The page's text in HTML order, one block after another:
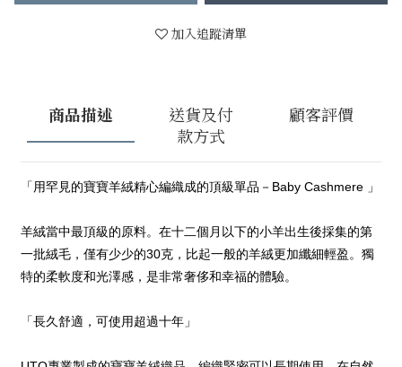
加入追蹤清單
商品描述
送貨及付
款方式
顧客評價
「用罕見的寶寶羊絨精心編織成的頂級單品－Baby Cashmere 」
羊絨當中最頂級的原料。在十二個月以下的小羊出生後採集的第
一批絨毛，僅有少少的30克，比起一般的羊絨更加纖細輕盈。獨
特的柔軟度和光澤感，是非常奢侈和幸福的體驗。
「長久舒適，可使用超過十年」